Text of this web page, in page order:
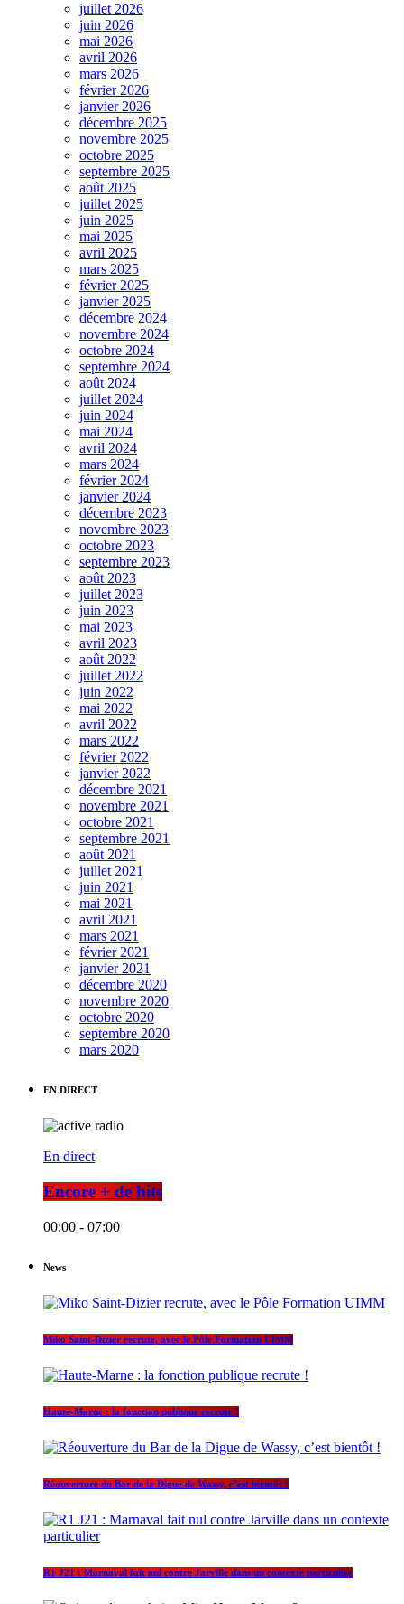
juillet 2026
juin 2026
mai 2026
avril 2026
mars 2026
février 2026
janvier 2026
décembre 2025
novembre 2025
octobre 2025
septembre 2025
août 2025
juillet 2025
juin 2025
mai 2025
avril 2025
mars 2025
février 2025
janvier 2025
décembre 2024
novembre 2024
octobre 2024
septembre 2024
août 2024
juillet 2024
juin 2024
mai 2024
avril 2024
mars 2024
février 2024
janvier 2024
décembre 2023
novembre 2023
octobre 2023
septembre 2023
août 2023
juillet 2023
juin 2023
mai 2023
avril 2023
août 2022
juillet 2022
juin 2022
mai 2022
avril 2022
mars 2022
février 2022
janvier 2022
décembre 2021
novembre 2021
octobre 2021
septembre 2021
août 2021
juillet 2021
juin 2021
mai 2021
avril 2021
mars 2021
février 2021
janvier 2021
décembre 2020
novembre 2020
octobre 2020
septembre 2020
mars 2020
EN DIRECT
En direct
Encore + de hits
00:00 - 07:00
News
Miko Saint-Dizier recrute, avec le Pôle Formation UIMM
Haute-Marne : la fonction publique recrute !
Réouverture du Bar de la Digue de Wassy, c’est bientôt !
R1 J21 : Marnaval fait nul contre Jarville dans un contexte particulier